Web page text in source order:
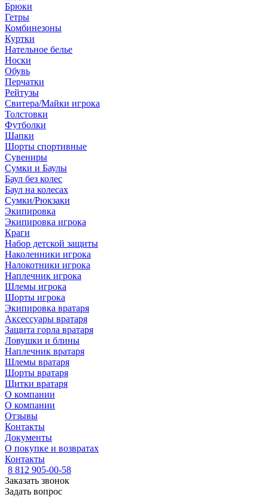
Брюки
Гетры
Комбинезоны
Куртки
Нательное белье
Носки
Обувь
Перчатки
Рейтузы
Свитера/Майки игрока
Толстовки
Футболки
Шапки
Шорты спортивные
Сувениры
Сумки и Баулы
Баул без колес
Баул на колесах
Сумки/Рюкзаки
Экипировка
Экипировка игрока
Краги
Набор детской защиты
Наколенники игрока
Налокотники игрока
Наплечник игрока
Шлемы игрока
Шорты игрока
Экипировка вратаря
Аксессуары вратаря
Защита горла вратаря
Ловушки и блины
Наплечник вратаря
Шлемы вратаря
Шорты вратаря
Щитки вратаря
О компании
О компании
Отзывы
Контакты
Документы
О покупке и возвратах
Контакты
8 812 905-00-58
Заказать звонок
Задать вопрос